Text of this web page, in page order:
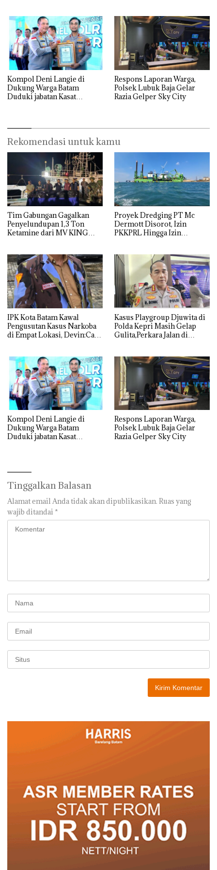
Kompol Deni Langie di
Dukung Warga Batam
Duduki jabatan Kasat
Respons Laporan Warga,
Polsek Lubuk Baja Gelar
Razia Gelper Sky City
Rekomendasi untuk kamu
Tim Gabungan Gagalkan
Penyelundupan 1,3 Ton
Ketamine dari MV KING
Proyek Dredging PT Mc
Dermott Disorot, Izin
PKKPRL Hingga Izin
IPK Kota Batam Kawal
Pengusutan Kasus Narkoba
di Empat Lokasi, Devin:Cari
Kasus Playgroup Djuwita di
Polda Kepri Masih Gelap
Gulita,Perkara Jalan di
Kompol Deni Langie di
Dukung Warga Batam
Duduki jabatan Kasat
Respons Laporan Warga,
Polsek Lubuk Baja Gelar
Razia Gelper Sky City
Tinggalkan Balasan
Alamat email Anda tidak akan dipublikasikan. Ruas yang
wajib ditandai *